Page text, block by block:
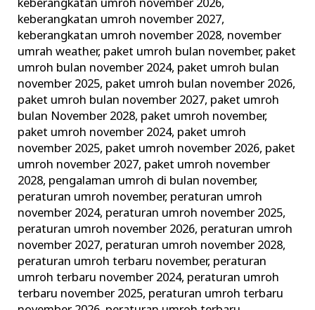
keberangkatan umroh november 2026,
keberangkatan umroh november 2027,
keberangkatan umroh november 2028, november
umrah weather, paket umroh bulan november, paket
umroh bulan november 2024, paket umroh bulan
november 2025, paket umroh bulan november 2026,
paket umroh bulan november 2027, paket umroh
bulan November 2028, paket umroh november,
paket umroh november 2024, paket umroh
november 2025, paket umroh november 2026, paket
umroh november 2027, paket umroh november
2028, pengalaman umroh di bulan november,
peraturan umroh november, peraturan umroh
november 2024, peraturan umroh november 2025,
peraturan umroh november 2026, peraturan umroh
november 2027, peraturan umroh november 2028,
peraturan umroh terbaru november, peraturan
umroh terbaru november 2024, peraturan umroh
terbaru november 2025, peraturan umroh terbaru